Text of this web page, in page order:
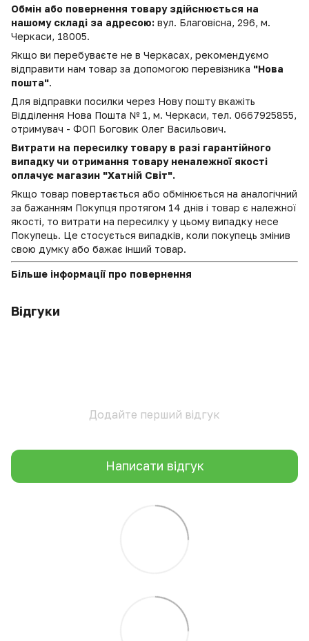
Обмін або повернення товару здійснюється на
нашому складі за адресою: вул. Благовісна, 296, м.
Черкаси, 18005.
Якщо ви перебуваєте не в Черкасах, рекомендуємо
відправити нам товар за допомогою перевізника "Нова
пошта".
Для відправки посилки через Нову пошту вкажіть
Відділення Нова Пошта № 1, м. Черкаси, тел. 0667925855,
отримувач - ФОП Боговик Олег Васильович.
Витрати на пересилку товару в разі гарантійного
випадку чи отримання товару неналежної якості
оплачує магазин "Хатній Світ".
Якщо товар повертається або обмінюється на аналогічний
за бажанням Покупця протягом 14 днів і товар є належної
якості, то витрати на пересилку у цьому випадку несе
Покупець. Це стосується випадків, коли покупець змінив
свою думку або бажає інший товар.
Більше інформації про повернення
Відгуки
Додайте перший відгук
Написати відгук